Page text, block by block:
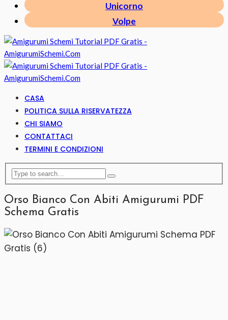
Unicorno
Volpe
CASA
POLITICA SULLA RISERVATEZZA
CHI SIAMO
CONTATTACI
TERMINI E CONDIZIONI
Orso Bianco Con Abiti Amigurumi PDF
Schema Gratis